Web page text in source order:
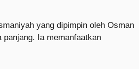
yang dipimpin oleh Osman
Ia memanfaatkan